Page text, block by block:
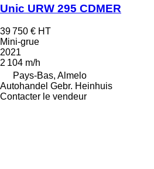
Unic URW 295 CDMER
39 750 € HT
Mini-grue
2021
2 104 m/h
Pays-Bas, Almelo
Autohandel Gebr. Heinhuis
Contacter le vendeur